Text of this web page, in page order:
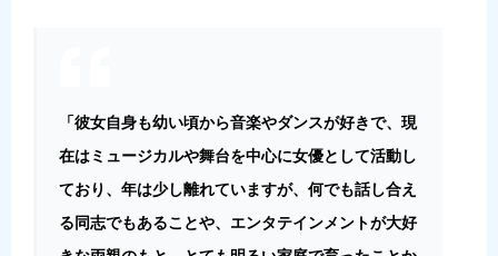
「彼女自身も幼い頃から音楽やダンスが好きで、現
在はミュージカルや舞台を中心に女優として活動し
ており、年は少し離れていますが、何でも話し合え
る同志でもあることや、エンタテインメントが大好